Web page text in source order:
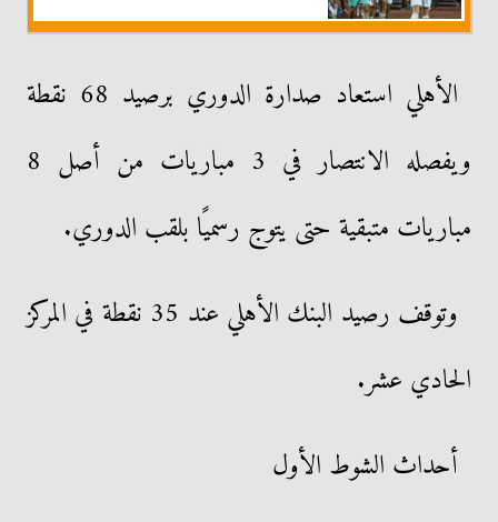
الأهلي استعاد صدارة الدوري برصيد 68 نقطة
ويفصله الانتصار في 3 مباريات من أصل 8
مباريات متبقية حتى يتوج رسميًا بلقب الدوري.
وتوقف رصيد البنك الأهلي عند 35 نقطة في المركز
الحادي عشر.
أحداث الشوط الأول